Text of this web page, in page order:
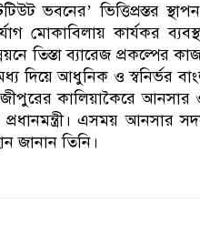
ভবনের’ ভিত্তিপ্রস্তর
মোকাবিলায় কার্যকর
তিস্তা ব্যারেজ প্রকল্পের
দিয়ে আধুনিক ও স্বনির্ভর
কালিয়াকৈরে আনসার
এসময় আনসার
জানান তিনি।